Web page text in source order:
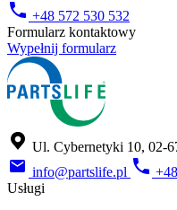
+48 572 530 532​
Formularz kontaktowy
Wypełnij formularz
Ul. Cybernetyki 10, 02-
info@partslife.pl
Usługi